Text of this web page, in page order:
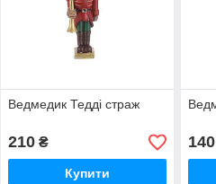
Ведмедик Тедді страж
210₴
Купити
140